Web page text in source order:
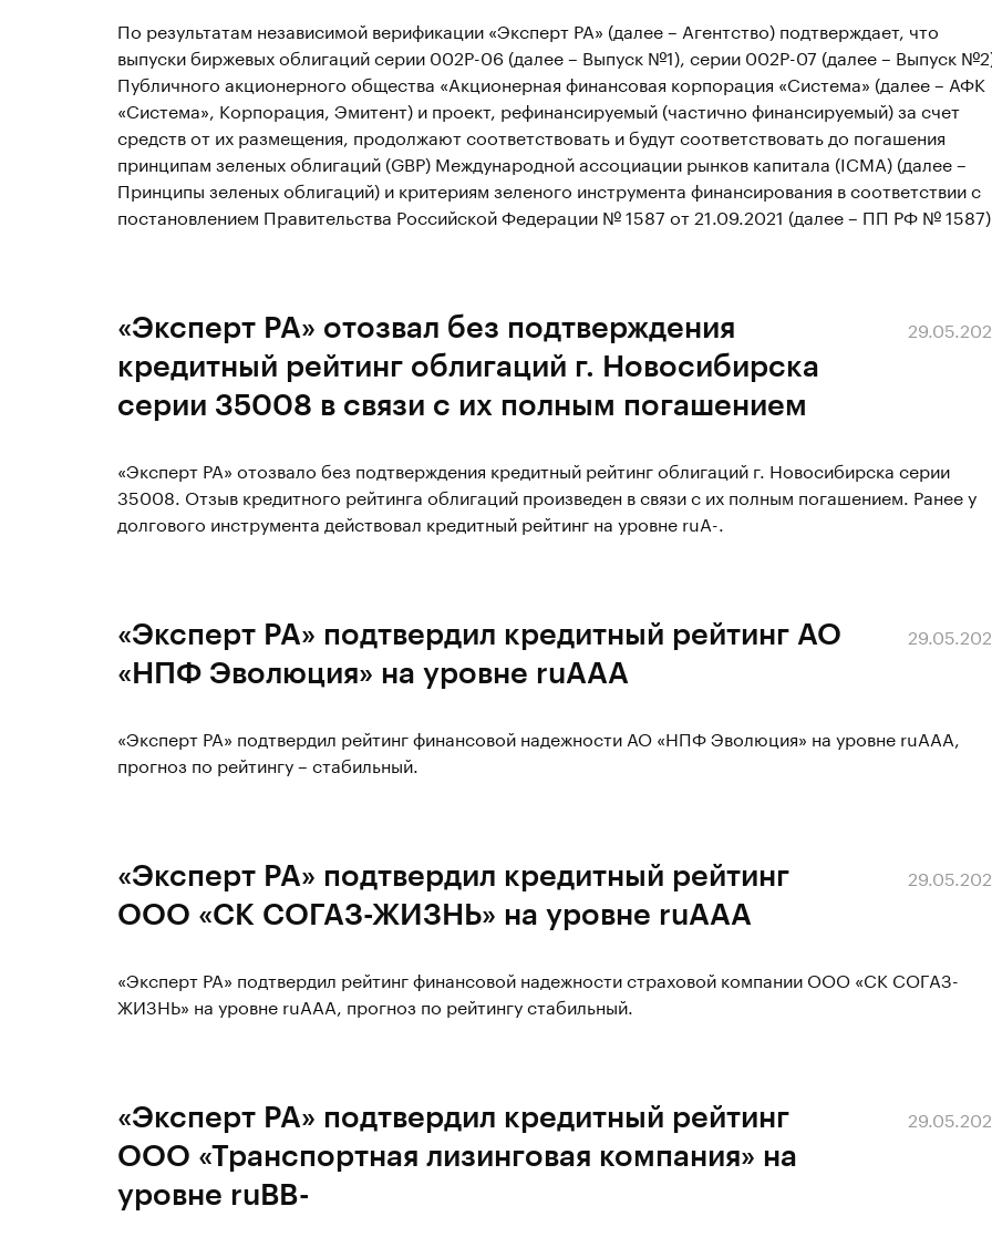
По результатам независимой верификации «Эксперт РА» (далее – Агентство) подтверждает, что
выпуски биржевых облигаций серии 002Р-06 (далее – Выпуск №1), серии 002Р-07 (далее – Выпуск
Публичного акционерного общества «Акционерная финансовая корпорация «Система» (далее – АФК
«Система», Корпорация, Эмитент) и проект, рефинансируемый (частично финансируемый) за счет
средств от их размещения, продолжают соответствовать и будут соответствовать до погашения
принципам зеленых облигаций (GBP) Международной ассоциации рынков капитала (ICMA) (далее –
Принципы зеленых облигаций) и критериям зеленого инструмента финансирования в соответствии с
постановлением Правительства Российской Федерации № 1587 от 21.09.2021 (далее – ПП РФ №
«Эксперт РА» отозвал без подтверждения
кредитный рейтинг облигаций г. Новосибирска
серии 35008 в связи с их полным погашением
«Эксперт РА» отозвало без подтверждения кредитный рейтинг облигаций г. Новосибирска серии
35008. Отзыв кредитного рейтинга облигаций произведен в связи с их полным погашением. Ранее у
долгового инструмента действовал кредитный рейтинг на уровне ruА-.
«Эксперт РА» подтвердил кредитный рейтинг АО
«НПФ Эволюция» на уровне ruAAА
«Эксперт РА» подтвердил рейтинг финансовой надежности АО «НПФ Эволюция» на уровне ruAAA,
прогноз по рейтингу – стабильный.
«Эксперт РА» подтвердил кредитный рейтинг
ООО «СК СОГАЗ-ЖИЗНЬ» на уровне ruАAA
«Эксперт РА» подтвердил рейтинг финансовой надежности страховой компании ООО «СК СОГАЗ-
ЖИЗНЬ» на уровне ruААА, прогноз по рейтингу стабильный.
«Эксперт РА» подтвердил кредитный рейтинг
ООО «Транспортная лизинговая компания» на
уровне ruВB-